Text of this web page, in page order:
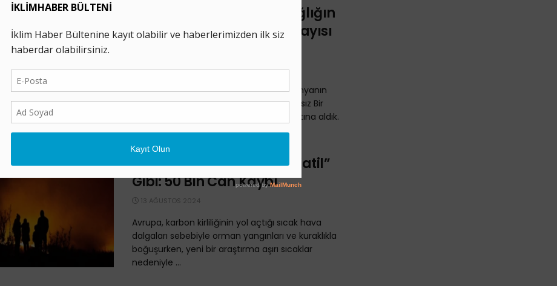
Sağlıksız Bir Dünyada Sağlığın
Geleceği: ekoIQ’nun 114. Sayısı
24 EKIM 2024
ekoIQ’nun 114. sayısında küreselleşen dünyanın
sağlık sistemlerinden yola çıkarak “Sağlıksız Bir
Dünyada Sağlığın Geleceği”ni mercek altına aldık.
Salgınlarla baş etme ...
Aşırı Sıcaklar “Sessiz Bir Katil”
Gibi: 50 Bin Can Kaybı
13 AĞUSTOS 2024
Avrupa, karbon kirliliğinin yol açtığı sıcak hava
dalgaları sebebiyle orman yangınları ve kuraklıkla
boğuşurken, yeni bir araştırma aşırı sıcaklar
nedeniyle ...